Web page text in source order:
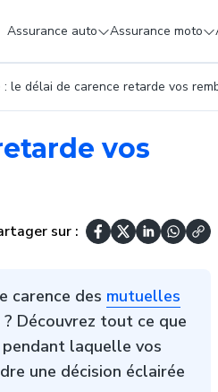
Assurance auto Assurance moto
le délai de carence retarde vos
vos
sur :
carence des mutuelles
Découvrez tout ce que
laquelle vos
une décision éclairée